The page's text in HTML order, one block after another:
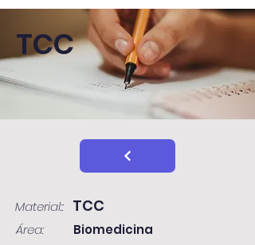
TCC
Material:: TCC
Área:
Biomedicina